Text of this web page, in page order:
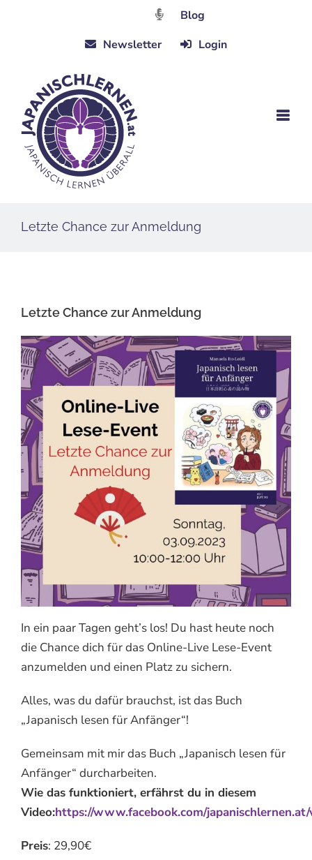
Blog
Newsletter
Login
Letzte Chance zur Anmeldung
Letzte Chance zur Anmeldung
In ein paar Tagen geht’s los! Du hast heute noch
die Chance dich für das Online-Live Lese-Event
anzumelden und einen Platz zu sichern.
Alles, was du dafür brauchst, ist das Buch
„Japanisch lesen für Anfänger“!
Gemeinsam mit mir das Buch „Japanisch lesen für
Anfänger“ durcharbeiten.
Wie das funktioniert, erfährst du in diesem
Video:https://www.facebook.com/
Preis: 29,90€